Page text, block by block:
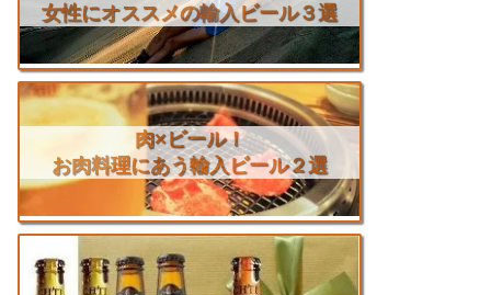
女性にオススメの輸入ビール３選
肉×ビール！
お肉料理にあう輸入ビール２選